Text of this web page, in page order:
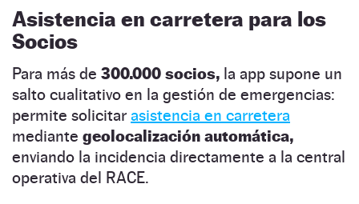
Asistencia en carretera para los
Socios
Para más de 300.000 socios, la app supone un
salto cualitativo en la gestión de emergencias:
permite solicitar asistencia en carretera
mediante geolocalización automática,
enviando la incidencia directamente a la central
operativa del RACE.